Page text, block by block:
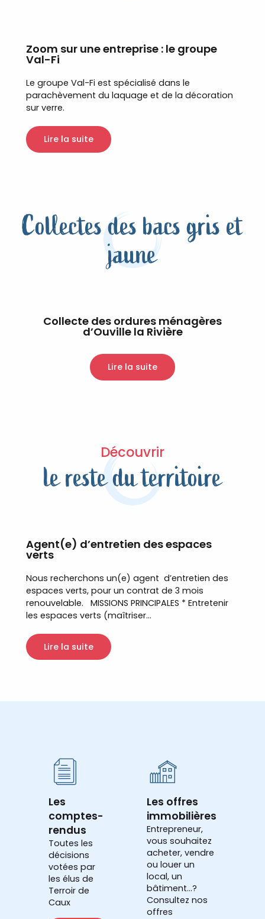
Zoom sur une entreprise : le groupe
Val-Fi
Le groupe Val-Fi est spécialisé dans le
parachèvement du laquage et de la décoration
sur verre.
Lire la suite
Collectes des bacs gris et
jaune
Collecte des ordures ménagères
d’Ouville la Rivière
Lire la suite
Découvrir
le reste du territoire
Agent(e) d’entretien des espaces
verts
Nous recherchons un(e) agent d’entretien des
espaces verts, pour un contrat de 3 mois
renouvelable. MISSIONS PRINCIPALES * Entretenir
les espaces verts (maîtriser...
Lire la suite
Les
comptes-
rendus
Toutes les
décisions
votées par
les élus de
Terroir de
Caux
Les offres
immobilières
Entrepreneur,
vous souhaitez
acheter, vendre
ou louer un
local, un
bâtiment...?
Consultez nos
offres